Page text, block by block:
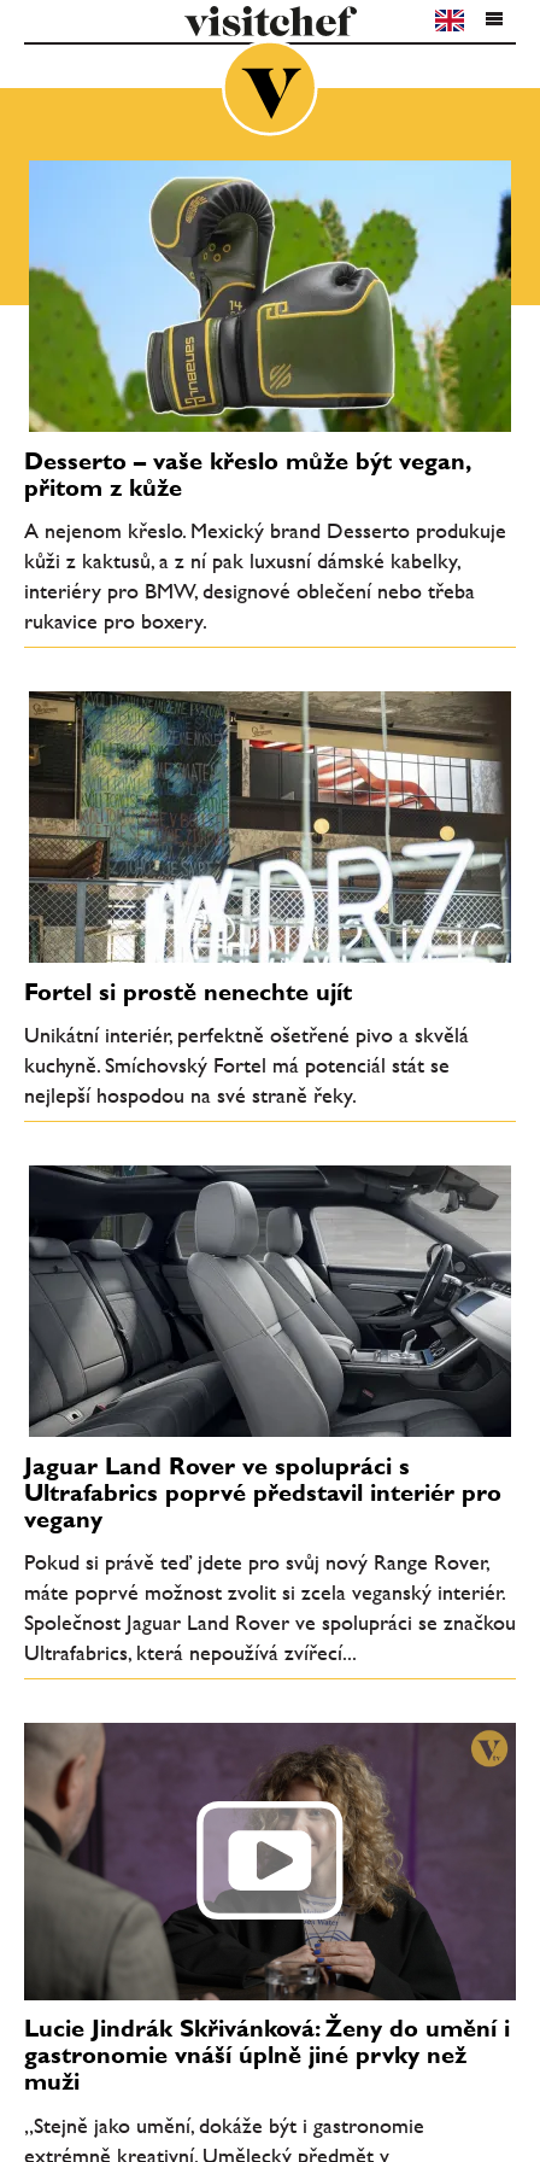
Desserto – vaše křeslo může být vegan,
přitom z kůže
A nejenom křeslo. Mexický brand Desserto produkuje
kůži z kaktusů, a z ní pak luxusní dámské kabelky,
interiéry pro BMW, designové oblečení nebo třeba
rukavice pro boxery.
Fortel si prostě nenechte ujít
Unikátní interiér, perfektně ošetřené pivo a skvělá
kuchyně. Smíchovský Fortel má potenciál stát se
nejlepší hospodou na své straně řeky.
Jaguar Land Rover ve spolupráci s
Ultrafabrics poprvé představil interiér pro
vegany
Pokud si právě teď jdete pro svůj nový Range Rover,
máte poprvé možnost zvolit si zcela veganský interiér.
Společnost Jaguar Land Rover ve spolupráci se značkou
Ultrafabrics, která nepoužívá zvířecí...
Lucie Jindrák Skřivánková: Ženy do umění i
gastronomie vnáší úplně jiné prvky než
muži
„Stejně jako umění, dokáže být i gastronomie
extrémně kreativní. Umělecký předmět v